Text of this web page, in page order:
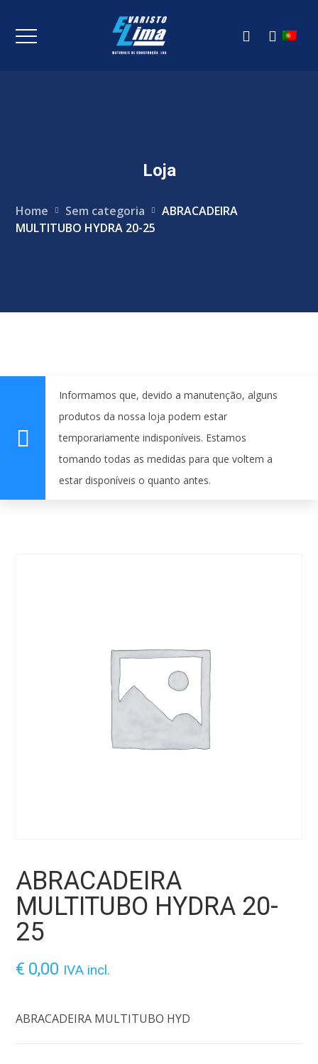
Loja
Home Sem categoria
ABRACADEIRA
MULTITUBO HYDRA 20-25
Informamos que, devido a manutenção, alguns
produtos da nossa loja podem estar
temporariamente indisponíveis. Estamos
tomando todas as medidas para que voltem a
estar disponíveis o quanto antes.
ABRACADEIRA
MULTITUBO HYDRA 20-
25
€ 0,00 IVA incl.
ABRACADEIRA MULTITUBO HYD